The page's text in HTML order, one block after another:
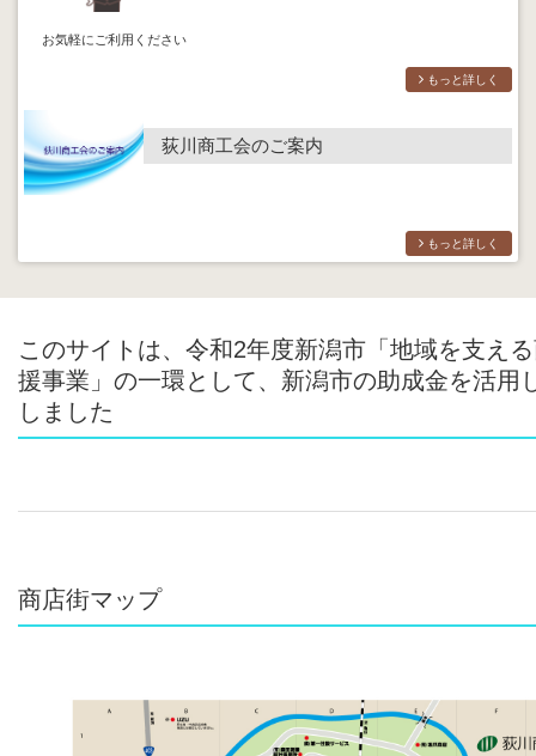
お気軽にご利用ください
もっと詳しく
荻川商工会のご案内
もっと詳しく
このサイトは、令和2年度新潟市「地域を支え
援事業」の一環として、新潟市の助成金を活用
しました
商店街マップ